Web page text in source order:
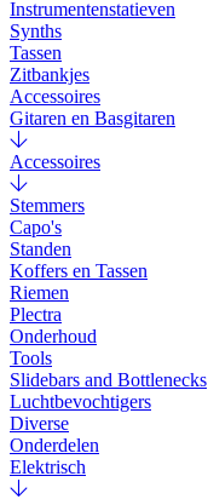
Instrumentenstatieven
Synths
Tassen
Zitbankjes
Accessoires
Gitaren en Basgitaren
Accessoires
Stemmers
Capo's
Standen
Koffers en Tassen
Riemen
Plectra
Onderhoud
Tools
Slidebars and Bottlenecks
Luchtbevochtigers
Diverse
Onderdelen
Elektrisch